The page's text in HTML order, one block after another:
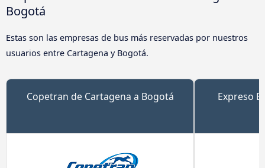
Bogotá
Estas son las empresas de bus más reservadas por nuestros
usuarios entre Cartagena y Bogotá.
Copetran de Cartagena a Bogotá Expreso